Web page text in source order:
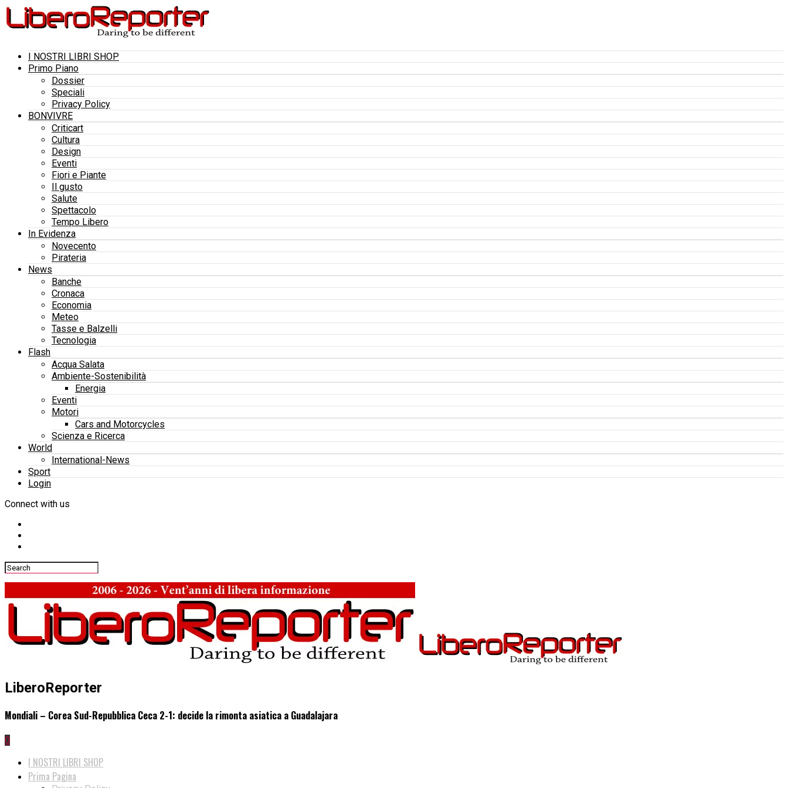
I NOSTRI LIBRI SHOP
Primo Piano
Dossier
Speciali
Privacy Policy
BONVIVRE
Criticart
Cultura
Design
Eventi
Fiori e Piante
Il gusto
Salute
Spettacolo
Tempo Libero
In Evidenza
Novecento
Pirateria
News
Banche
Cronaca
Economia
Meteo
Tasse e Balzelli
Tecnologia
Flash
Acqua Salata
Ambiente-Sostenibilità
Energia
Eventi
Motori
Cars and Motorcycles
Scienza e Ricerca
World
International-News
Sport
Login
Connect with us
LiberoReporter
Mondiali – Corea Sud-Repubblica Ceca 2-1: decide la rimonta asiatica a Guadalajara
0
I NOSTRI LIBRI SHOP
Prima Pagina